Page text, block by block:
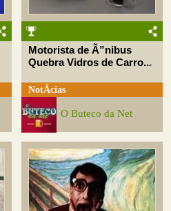
Motorista de Ã”nibus
Quebra Vidros de Carro...
NotÃ­cias
O Buteco da Net